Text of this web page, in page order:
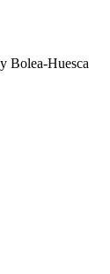
Bolea-Huesca